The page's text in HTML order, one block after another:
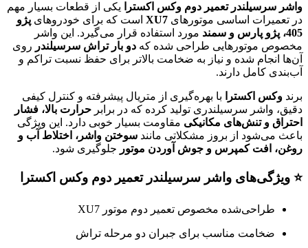
واشر سرسیلندر تعمیر دوم وکس اکسترا
یکی از قطعات بسیار مهم
در تعمیرات اساسی موتورهای XU7 است که برای خودروهای پژو
405، پژو پارس و سمند
مورد استفاده قرار می‌گیرد. این واشر
مخصوص موتورهایی طراحی شده که دو بار تراش سرسیلندر روی
آن‌ها انجام شده و نیاز به ضخامت بالاتر برای حفظ نسبت تراکم و
آب‌بندی کامل دارند.
برند وکس اکسترا
با بهره‌گیری از متریال پیشرفته و کنترل کیفی
دقیق، واشر سرسیلندری تولید کرده که در برابر حرارت بالا، فشار
احتراق و تنش‌های مکانیکی مقاومت بسیار خوبی دارد. این ویژگی
باعث می‌شود از بروز مشکلاتی مانند سوختن واشر، اختلاط آب و
روغن، افت کمپرس و جوش آوردن موتور جلوگیری شود.
⭐ ویژگی‌های واشر سرسیلندر تعمیر دوم وکس اکسترا
طراحی‌شده مخصوص تعمیر دوم موتور XU7
ضخامت مناسب برای جبران دو مرحله تراش